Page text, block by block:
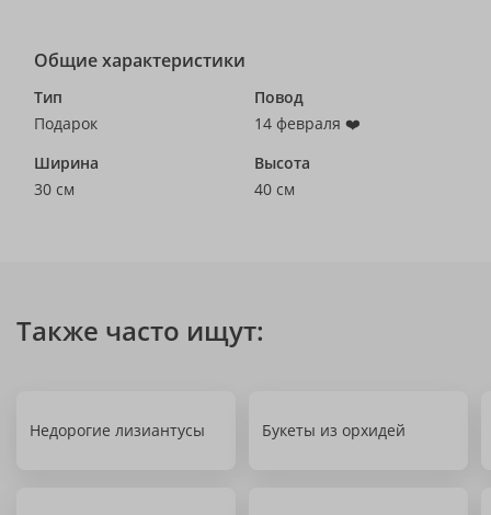
Общие характеристики
Тип
Подарок
Повод
14 февраля ❤️
Ширина
30 см
Высота
40 см
Также часто ищут:
Недорогие лизиантусы Букеты из орхидей